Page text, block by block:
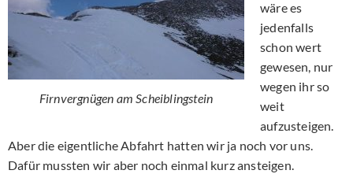
Firnvergnügen am Scheiblingstein
wäre es
jedenfalls
schon wert
gewesen, nur
wegen ihr so
weit
aufzusteigen.
Aber die eigentliche Abfahrt hatten wir ja noch vor uns.
Dafür mussten wir aber noch einmal kurz ansteigen.